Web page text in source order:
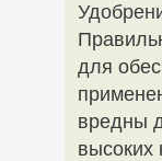
для
вредны
высоких